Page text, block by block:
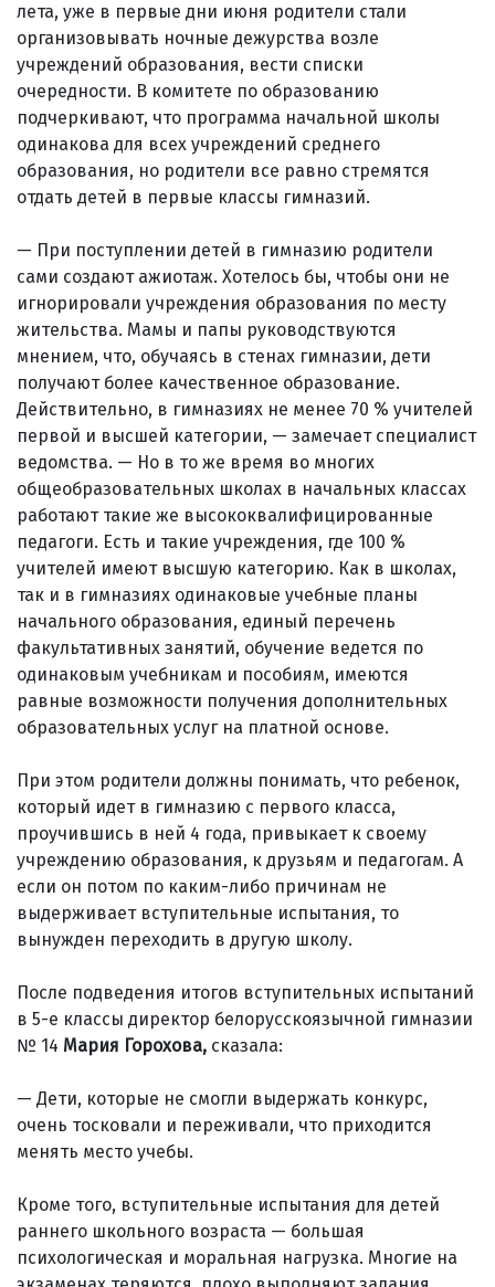
лета, уже в первые дни июня родители стали
организовывать ночные дежурства возле
учреждений образования, вести списки
очередности. В комитете по образованию
подчеркивают, что программа начальной школы
одинакова для всех учреждений среднего
образования, но родители все равно стремятся
отдать детей в первые классы гимназий.
— При поступлении детей в гимназию родители
сами создают ажиотаж. Хотелось бы, чтобы они не
игнорировали учреждения образования по месту
жительства. Мамы и папы руководствуются
мнением, что, обучаясь в стенах гимназии, дети
получают более качественное образование.
Действительно, в гимназиях не менее 70 % учителей
первой и высшей категории, — замечает специалист
ведомства. — Но в то же время во многих
общеобразовательных школах в начальных классах
работают такие же высококвалифицированные
педагоги. Есть и такие учреждения, где 100 %
учителей имеют высшую категорию. Как в школах,
так и в гимназиях одинаковые учебные планы
начального образования, единый перечень
факультативных занятий, обучение ведется по
одинаковым учебникам и пособиям, имеются
равные возможности получения дополнительных
образовательных услуг на платной основе.
При этом родители должны понимать, что ребенок,
который идет в гимназию с первого класса,
проучившись в ней 4 года, привыкает к своему
учреждению образования, к друзьям и педагогам. А
если он потом по каким-либо причинам не
выдерживает вступительные испытания, то
вынужден переходить в другую школу.
После подведения итогов вступительных испытаний
в 5-е классы директор белорусскоязычной гимназии
№ 14 Мария Горохова, сказала:
— Дети, которые не смогли выдержать конкурс,
очень тосковали и переживали, что приходится
менять место учебы.
Кроме того, вступительные испытания для детей
раннего школьного возраста — большая
психологическая и моральная нагрузка. Многие на